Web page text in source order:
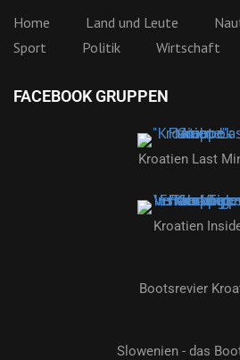
Home Land und Leute
Sport
Politik Wirtschaft
FACEBOOK GRUPPEN
Kroatien Last
Kroatien
Bootsrevier
Slowenien - das